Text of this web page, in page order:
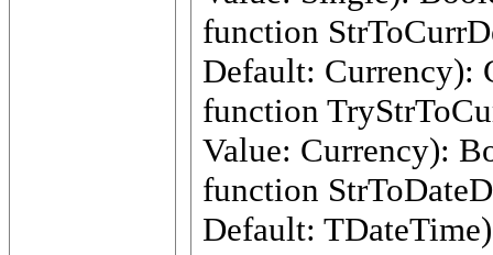
function
Default: Currency):
function
Value: Currency):
function
Default: